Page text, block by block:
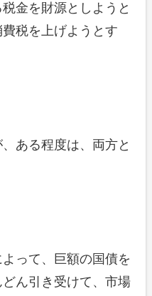
金を財源としようと
税を上げようとす
ある程度は、両方と
って、巨額の国債を
ん引き受けて、市場